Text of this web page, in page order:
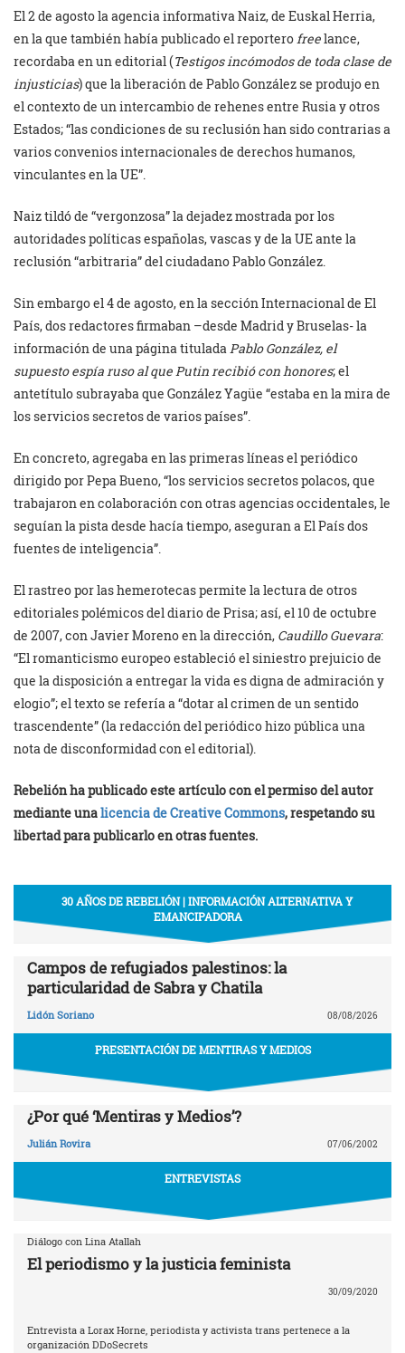
El 2 de agosto la agencia informativa Naiz, de Euskal Herria,
en la que también había publicado el reporterofreelance,
recordaba en un editorial (Testigosincómodos de toda clase de
injusticias) que la liberación de Pablo González se produjo en
el contexto de un intercambio de rehenes entre Rusia y otros
Estados; “las condiciones de su reclusión han sido contrarias a
varios convenios internacionales de derechos humanos,
vinculantes en la UE”.
Naiz tildó de “vergonzosa” la dejadez mostrada por los
autoridades políticas españolas, vascas y de la UE ante la
reclusión “arbitraria” del ciudadano Pablo González.
Sin embargo el 4 de agosto, en la sección Internacional de El
País, dos redactores firmaban –desde Madrid y Bruselas- la
información de una página tituladaPablo González, el
supuesto espía ruso al que Putin recibió con honores; el
antetítulo subrayaba que González Yagüe “estaba en la mira de
los servicios secretos de varios países”.
En concreto, agregaba en las primeras líneas el periódico
dirigido por Pepa Bueno, “los servicios secretos polacos, que
trabajaron en colaboración con otras agencias occidentales, le
seguían la pista desde hacía tiempo, aseguran a El País dos
fuentes de inteligencia”.
El rastreo por las hemerotecas permite la lectura de otros
editoriales polémicos del diario de Prisa; así, el 10 de octubre
de 2007, con Javier Moreno en la dirección, Caudillo Guevara:
“El romanticismo europeo estableció el siniestro prejuicio de
que la disposición a entregar la vida es digna de admiración y
elogio”; el texto se refería a “dotar al crimen de un sentido
trascendente” (la redacción del periódico hizo pública una
nota de disconformidad con el editorial).
Rebelión ha publicado este artículo con el permiso del autor
mediante unalicencia de Creative Commons, respetando su
libertad para publicarlo en otras fuentes.
30 AÑOS DE REBELIÓN | INFORMACIÓN ALTERNATIVA Y
EMANCIPADORA
Campos de refugiados palestinos: la
particularidad de Sabra y Chatila
Lidón Soriano 08/08/2026
PRESENTACIÓN DE MENTIRAS Y MEDIOS
¿Por qué ‘Mentiras y Medios’?
Julián Rovira 07/06/2002
ENTREVISTAS
Diálogo con Lina Atallah
El periodismo y la justicia feminista
30/09/2020
Entrevista a Lorax Horne, periodista y activista trans pertenece a la
organización DDoSecrets